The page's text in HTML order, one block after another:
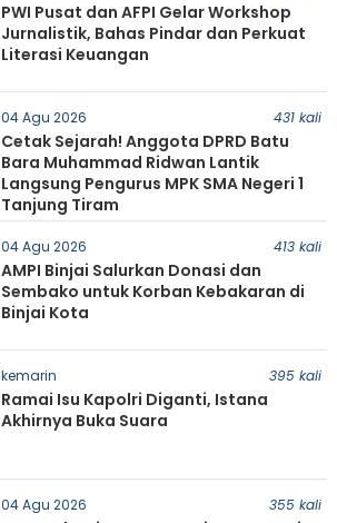
PWI Pusat dan AFPI Gelar Workshop
Jurnalistik, Bahas Pindar dan Perkuat
Literasi Keuangan
04 Agu 2026 431 kali
Cetak Sejarah! Anggota DPRD Batu
Bara Muhammad Ridwan Lantik
Langsung Pengurus MPK SMA Negeri 1
Tanjung Tiram
04 Agu 2026 413 kali
AMPI Binjai Salurkan Donasi dan
Sembako untuk Korban Kebakaran di
Binjai Kota
kemarin 395 kali
Ramai Isu Kapolri Diganti, Istana
Akhirnya Buka Suara
04 Agu 2026 355 kali